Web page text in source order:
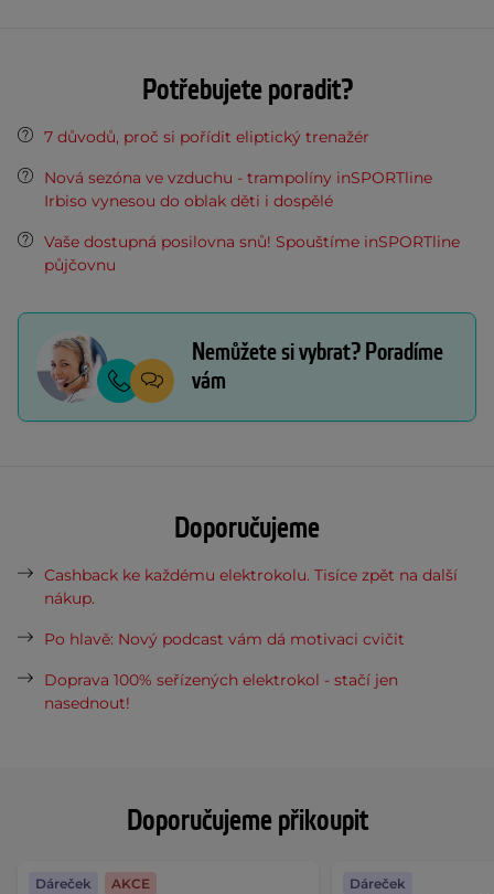
Doporučujeme přikoupit
Dáreček AKCE Dáreček
Potřebujete poradit?
7 důvodů, proč si pořídit eliptický trenažér
Nová sezóna ve vzduchu - trampolíny inSPORTline
Irbiso vynesou do oblak děti i dospělé
Vaše dostupná posilovna snů! Spouštíme inSPORTline
půjčovnu
Nemůžete si vybrat? Poradíme
vám
Doporučujeme
Cashback ke každému elektrokolu. Tisíce zpět na další
nákup.
Po hlavě: Nový podcast vám dá motivaci cvičit
Doprava 100% seřízených elektrokol - stačí jen
nasednout!